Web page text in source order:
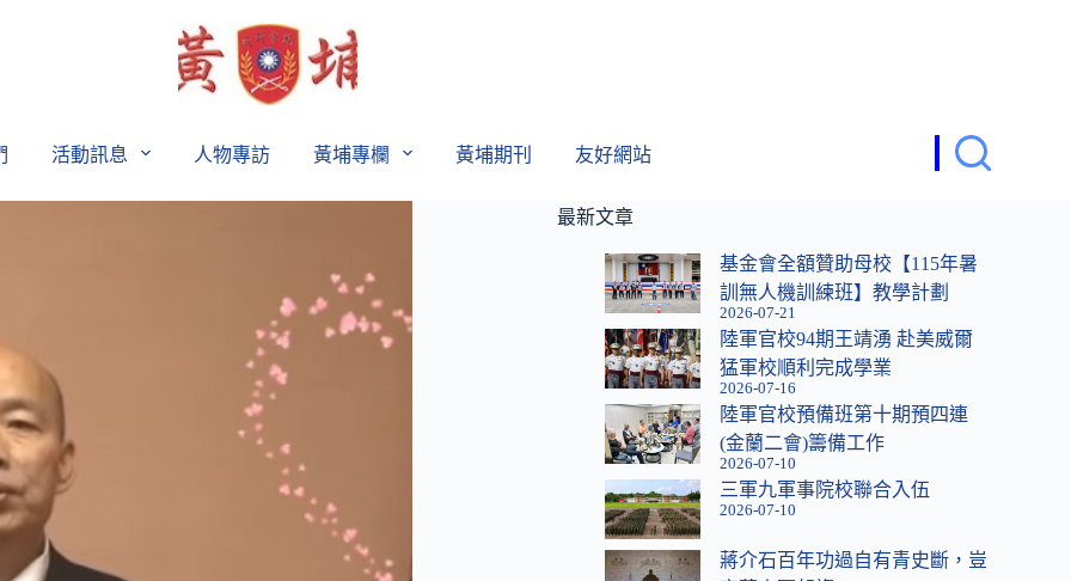
活動訊息 人物專訪 黃埔專欄 黃埔期刊 友好網站
最新文章
基金會全額贊助母校【115年暑
訓無人機訓練班】教學計劃
2026-07-21
陸軍官校94期王靖湧 赴美威爾
猛軍校順利完成學業
2026-07-16
陸軍官校預備班第十期預四連
(金蘭二會)籌備工作
2026-07-10
三軍九軍事院校聯合入伍
2026-07-10
蔣介石百年功過自有青史斷，豈